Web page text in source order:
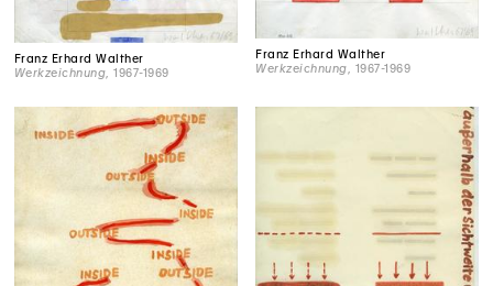
Franz Erhard Walther
Werkzeichnung , 1967-1969
Franz Erhard Walther
Werkzeichnung , 1967-1969